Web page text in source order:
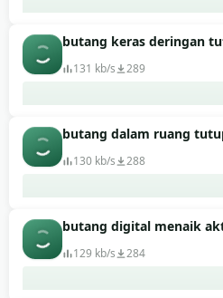
butang keras deringan
131 kb/s 289
butang dalam ruang
130 kb/s 288
butang digital menaik
129 kb/s 284